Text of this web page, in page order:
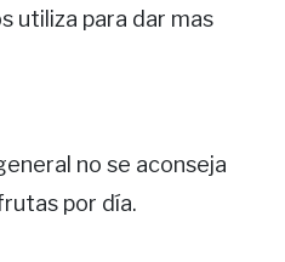
utiliza para dar mas
no se aconseja
por día.